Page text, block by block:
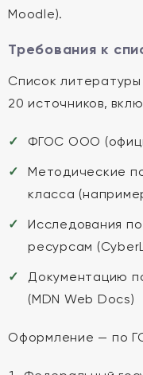
Moodle).
Требования к
Список
20 источников,
ФГОС ООО
Методические
класса
Исследования
ресурсам
Документацию
(MDN Web Docs)
Оформление — по